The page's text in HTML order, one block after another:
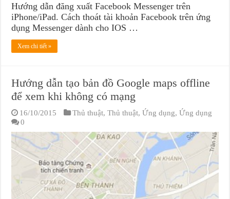
Hướng dẫn đăng xuất Facebook Messenger trên
iPhone/iPad. Cách thoát tài khoản Facebook trên ứng
dụng Messenger dành cho IOS …
Xem chi tiết »
Hướng dẫn tạo bản đồ Google maps offline
để xem khi không có mạng
16/10/2015 Thủ thuật,Thủ thuật,Ứng dụng,Ứng dụng
0